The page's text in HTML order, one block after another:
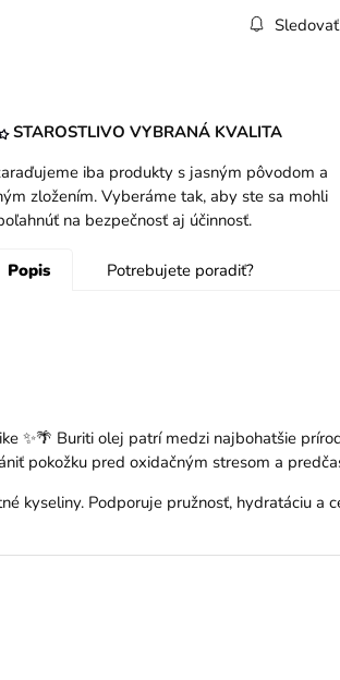
STAROSTLIVO VYBRANÁ KVALITA
iba produkty s jasným pôvodom a
zložením. Vyberáme tak, aby ste sa mohli
na bezpečnosť aj účinnosť.
Popis Potrebujete poradiť?
✨🌴 Buriti olej patrí medzi najbohatšie
pokožku pred oxidačným stresom a
kyseliny. Podporuje pružnosť, hydratáciu a